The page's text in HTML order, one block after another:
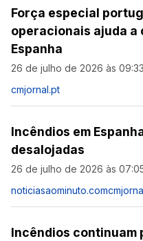
Força especial
operacionais ajuda a
Espanha
26 de julho de 2026 às 09:33
cmjornal.pt
Incêndios em
desalojadas
26 de julho de 2026 às
noticiasaominuto.com
Incêndios continuam